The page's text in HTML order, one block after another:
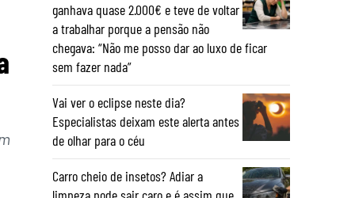
ganhava quase 2.000€ e teve de voltar
a trabalhar porque a pensão não
chegava: “Não me posso dar ao luxo de ficar
sem fazer nada”
Vai ver o eclipse neste dia?
Especialistas deixam este alerta antes
de olhar para o céu
Carro cheio de insetos? Adiar a